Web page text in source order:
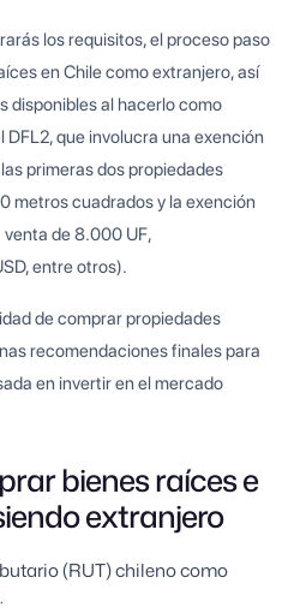
los requisitos, el proceso paso
en Chile como extranjero, así
disponibles al hacerlo como
que involucra una exención
primeras dos propiedades
metros cuadrados y la exención
de 8.000 UF,
entre otros).
de comprar propiedades
recomendaciones finales para
en invertir en el mercado
bienes raíces e
extranjero
(RUT) chileno como